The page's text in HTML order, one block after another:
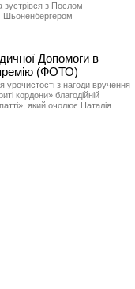
зустрівся з Послом
Шьоненбергером
Допомоги в
(ФОТО)
урочистості з нагоди вручення
кордони» благодійній
який очолює Наталія